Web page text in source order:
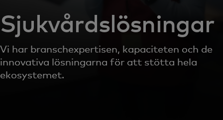
Sjukvårdslösningar
Vi har branschexpertisen, kapaciteten och de
innovativa lösningarna för att stötta hela
ekosystemet.